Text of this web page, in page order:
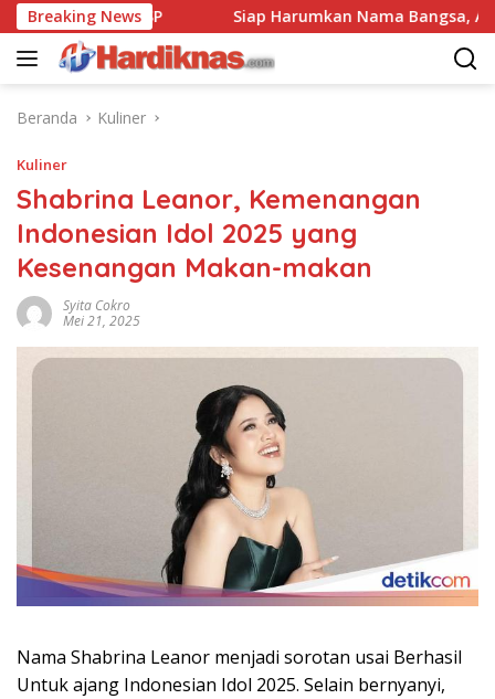
Langsung
ke
konten
Breaking News
Industri ISP Siap Harumkan Nama Bangsa, Audrey
Beranda Kuliner
Kuliner
Shabrina Leanor, Kemenangan
Indonesian Idol 2025 yang
Kesenangan Makan-makan
Syita Cokro
Mei 21, 2025
Nama Shabrina Leanor menjadi sorotan usai Berhasil
Untuk ajang Indonesian Idol 2025. Selain bernyanyi,